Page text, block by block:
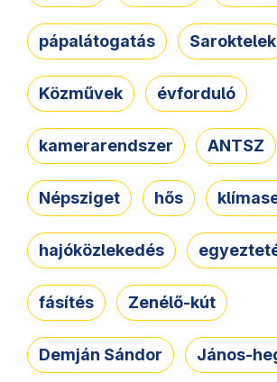
pápalátogatás Saroktelek
Közművek évforduló
kamerarendszer ANTSZ
Népsziget hős
hajóközlekedés
fásítés Zenélő-kút
Demján Sándor János-